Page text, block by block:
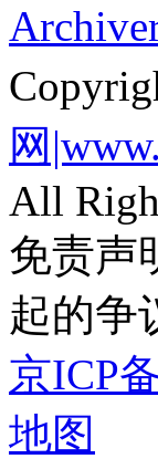
网
All
免责声
起的争
京ICP
地图